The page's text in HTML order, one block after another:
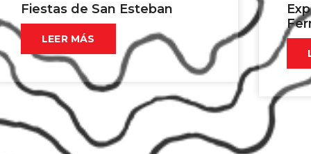
Fiestas de San Esteban
LEER MÁS